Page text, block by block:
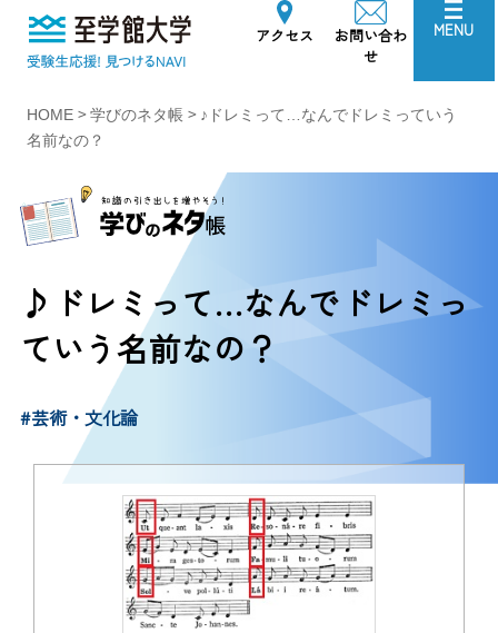
至学館大学 アクセス
お問い合わ
せ
MENU
HOME >学びのネタ帳 > ♪ドレミって…なんでドレミっていう
名前なの？
♪ドレミって…なんでドレミっ
ていう名前なの？
#芸術・文化論